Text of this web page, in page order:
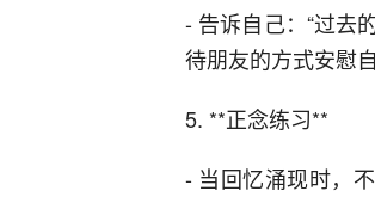
- 告诉自己：“过去
待朋友的方式安慰
5. **正念练习**
- 当回忆涌现时，